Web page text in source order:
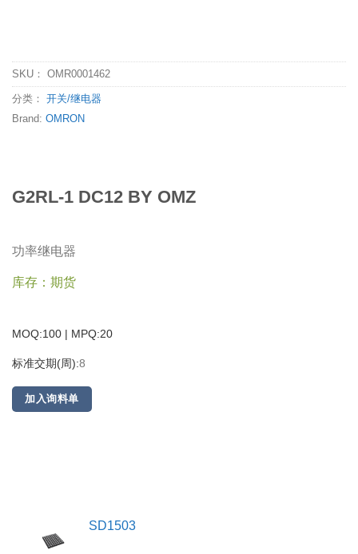
SKU： OMR0001462
分类： 开关/继电器
Brand: OMRON
G2RL-1 DC12 BY OMZ
功率继电器
库存：期货
MOQ:100 | MPQ:20
标准交期(周):8
加入询料单
SD1503